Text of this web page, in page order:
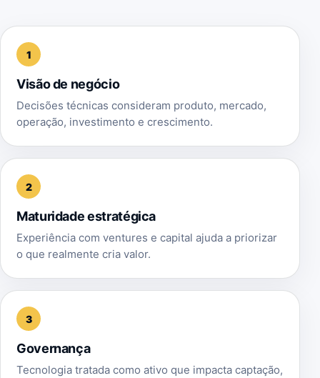
1
Visão de negócio
Decisões técnicas consideram produto, mercado,
operação, investimento e crescimento.
2
Maturidade estratégica
Experiência com ventures e capital ajuda a priorizar
o que realmente cria valor.
3
Governança
Tecnologia tratada como ativo que impacta captação,